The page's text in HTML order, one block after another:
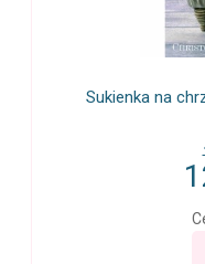
Sukienka na